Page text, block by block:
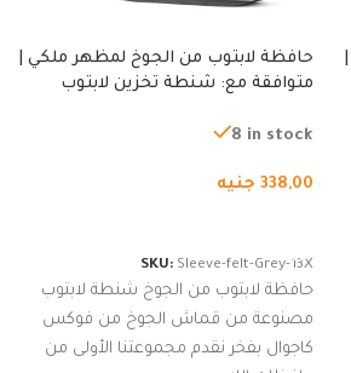
حافظة لابتوب من الجوخ لمظهر ملكي |
متوافقة مع: شنطة تخزين لابتوب
من الجوخ لجهاز نوت بوك والتابلت،
8 in stock
338,00 جنيه
SKU: Sleeve-felt-Grey-13X
حافظة لابتوب من الجوخ شنطة لابتوب
مصنوعة من قماش الجوخ من فوكس
كاجوال بفخر نقدم مجموعتنا الأولى من